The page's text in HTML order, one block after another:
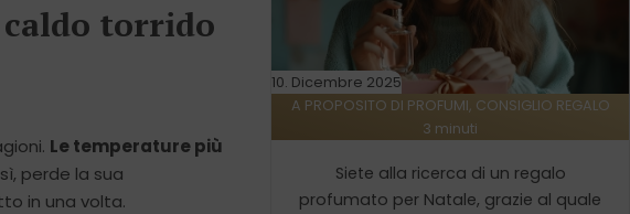
torrido
Le temperature più
perde la sua
in una volta.
10. Dicembre 2025
A PROPOSITO DI PROFUMI, CONSIGLIO REGALO
3 minuti
Siete alla ricerca di un regalo
profumato per Natale, grazie al quale